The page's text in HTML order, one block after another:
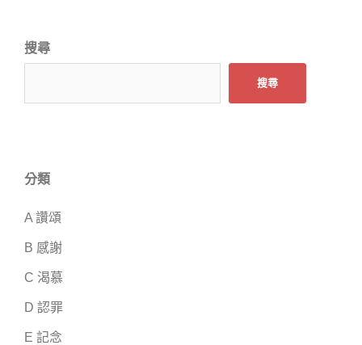
搜尋
搜尋
分類
A 讚頌
B 感謝
C 渴慕
D 認罪
E 記念